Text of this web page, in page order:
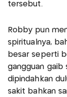
tersebut.
Robby pun
spiritualnya,
besar seperti
gangguan gaib
dipindahkan
sakit bahkan